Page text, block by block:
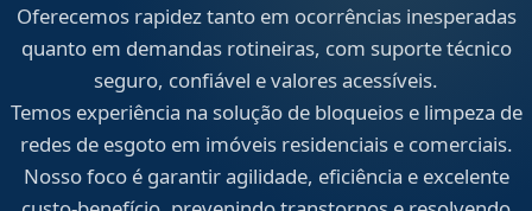
Oferecemos rapidez tanto em ocorrências inesperadas
quanto em demandas rotineiras, com suporte técnico
seguro, confiável e valores acessíveis.
Temos experiência na solução de bloqueios e limpeza de
redes de esgoto em imóveis residenciais e comerciais.
Nosso foco é garantir agilidade, eficiência e excelente